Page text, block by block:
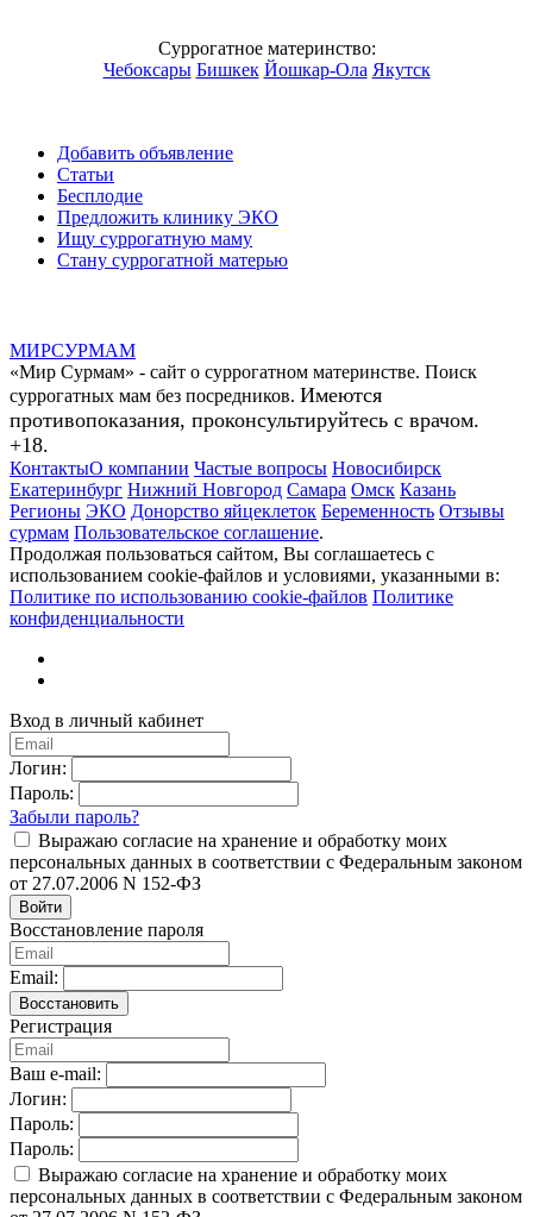
Суррогатное материнство:
Чебоксары Бишкек Йошкар-Ола Якутск
Добавить объявление
Статьи
Бесплодие
Предложить клинику ЭКО
Ищу суррогатную маму
Стану суррогатной матерью
МИРСУРМАМ
«Мир Сурмам» - сайт о суррогатном материнстве. Поиск
суррогатных мам без посредников. Имеются
противопоказания, проконсультируйтесь с врачом.
+18.
КонтактыО компании Частые вопросы Новосибирск
Екатеринбург Нижний Новгород Самара Омск Казань
Регионы ЭКО Донорство яйцеклеток Беременность Отзывы
сурмам Пользовательское соглашение.
Продолжая пользоваться сайтом, Вы соглашаетесь с
использованием cookie-файлов и условиями, указанными в:
Политике по использованию cookie-файлов Политике
конфиденциальности
Вход в личный кабинет
Логин:
Пароль:
Забыли пароль?
Выражаю согласие на хранение и обработку моих
персональных данных в соответствии с Федеральным законом
от 27.07.2006 N 152-ФЗ
Войти
Восстановление пароля
Email:
Восстановить
Регистрация
Ваш e-mail:
Логин:
Пароль:
Пароль:
Выражаю согласие на хранение и обработку моих
персональных данных в соответствии с Федеральным законом